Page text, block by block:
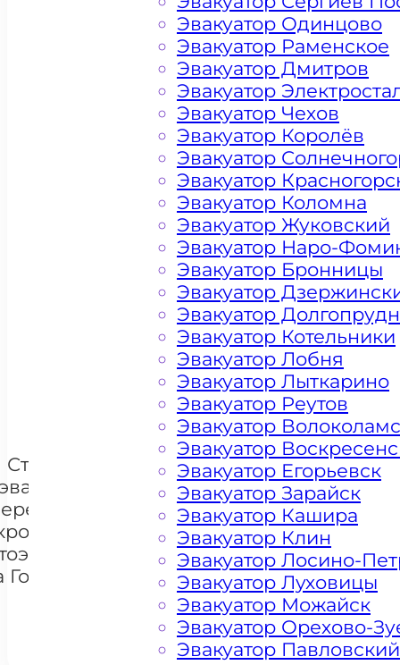
Цена от 4500 рублей
+ 100 РУБЛЕЙ ЗА КИЛОМЕТР
Стоимость
и
Горьковском
+7 985 222 99 01
Эвакуатор Одинцово
Эвакуатор Раменское
Эвакуатор Дмитров
Эвакуатор
Эвакуатор Чехов
Эвакуатор Королёв
Эвакуатор
Эвакуатор
Эвакуатор Коломна
Эвакуатор Жуковский
Эвакуатор Наро-
Эвакуатор Бронницы
Эвакуатор
Эвакуатор
Эвакуатор Котельники
Эвакуатор Лобня
Эвакуатор Лыткарино
Эвакуатор Реутов
Эвакуатор
Эвакуатор
Эвакуатор Егорьевск
Эвакуатор Зарайск
Эвакуатор Кашира
Эвакуатор Клин
Эвакуатор Лосино-
Эвакуатор Луховицы
Эвакуатор Можайск
Эвакуатор Орехово-
Эвакуатор